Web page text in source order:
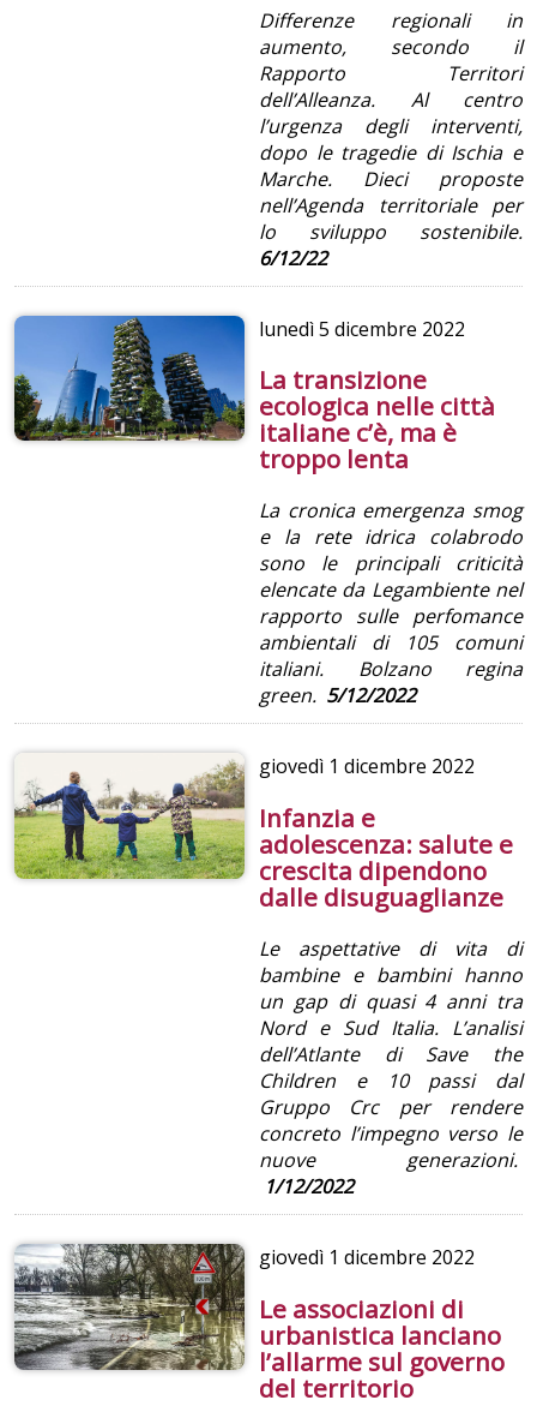
Differenze regionali in
aumento, secondo il
Rapporto Territori
dell’Alleanza. Al centro
l’urgenza degli interventi,
dopo le tragedie di Ischia e
Marche. Dieci proposte
nell’Agenda territoriale per
lo sviluppo sostenibile.
6/12/22
lunedì5 dicembre 2022
La transizione
ecologica nelle città
italiane c’è, ma è
troppo lenta
La cronica emergenza smog
e la rete idrica colabrodo
sono le principali criticità
elencate da Legambiente nel
rapporto sulle perfomance
ambientali di 105 comuni
italiani. Bolzano regina
green. 5/12/2022
giovedì 1 dicembre 2022
Infanzia e
adolescenza: salute e
crescita dipendono
dalle disuguaglianze
Le aspettative di vita di
bambine e bambini hanno
un gap di quasi 4 anni tra
Nord e Sud Italia. L’analisi
dell’Atlante di Save the
Children e
10 passi dal
Gruppo Crc per rendere
concreto l’impegno verso le
nuove generazioni.
1/12/2022
giovedì 1 dicembre 2022
Le associazioni di
urbanistica lanciano
l’allarme sul governo
del territorio